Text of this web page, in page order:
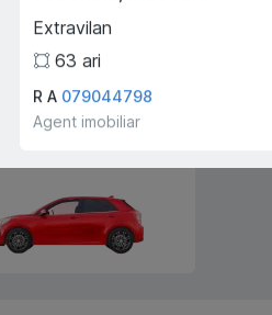
în
cu transportul
Extravilan
63 ari
R A 079044798
Agent imobiliar